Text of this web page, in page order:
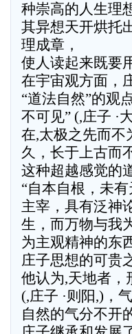
种崇高的人生理
其异想天开烘托
理成章，
使人读起来既要
在宇宙观方面，
“道法自然”的观
不可见” (,庄子 ·
在,太极之先而不
久，长于上古而
这种超越感觉的
“自本自根，未
主宰，具有泛神
生，而万物与我
为主观精神的东
庄子思想的可贵
他认为,天地者，
(,庄子 ·则阳,)，
自然的气分不开